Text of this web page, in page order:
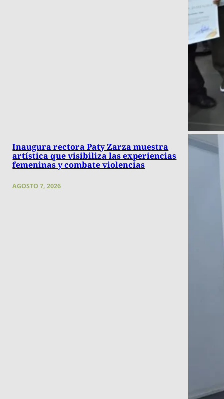
Inaugura rectora Paty Zarza muestra
artística que visibiliza las experiencias
femeninas y combate violencias
AGOSTO 7, 2026